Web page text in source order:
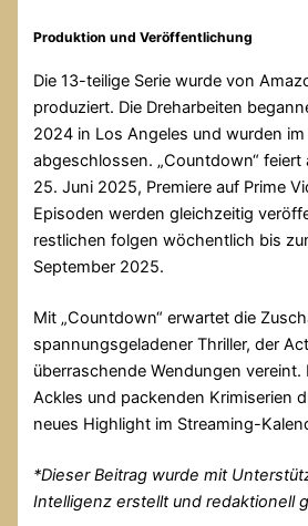
Produktion und Veröffentlichung
Die 13-teilige Serie wurde von
produziert. Die Dreharbeiten
2024 in Los Angeles und wurden
abgeschlossen. „Countdown“
25. Juni 2025, Premiere auf Prime
Episoden werden gleichzeitig
restlichen folgen wöchentlich bis
September 2025.
Mit „Countdown“ erwartet die
spannungsgeladener Thriller, der
überraschende Wendungen
Ackles und packenden Krimiserien
neues Highlight im Streaming-
*Dieser Beitrag wurde mit
Intelligenz erstellt und redaktionell